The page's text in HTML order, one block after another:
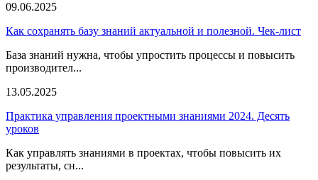
09.06.2025
Как сохранять базу знаний актуальной и полезной. Чек-лист
База знаний нужна, чтобы упростить процессы и повысить
производител...
13.05.2025
Практика управления проектными знаниями 2024. Десять
уроков
Как управлять знаниями в проектах, чтобы повысить их
результаты, сн...